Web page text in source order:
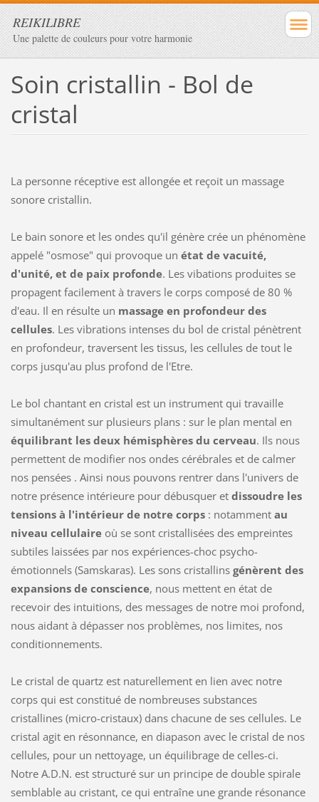
REIKILIBRE
Une palette de couleurs pour votre harmonie
Soin cristallin - Bol de
cristal
La personne réceptive est allongée et reçoit un massage
sonore cristallin.
Le bain sonore et les ondes qu'il génère crée un phénomène
appelé "osmose" qui provoque un état de vacuité,
d'unité, et de paix profonde. Les vibations produites se
propagent facilement à travers le corps composé de 80 %
d'eau. Il en résulte un massage en profondeur des
cellules. Les vibrations intenses du bol de cristal pénètrent
en profondeur, traversent les tissus, les cellules de tout le
corps jusqu'au plus profond de l'Etre.
Le bol chantant en cristal est un instrument qui travaille
simultanément sur plusieurs plans : sur le plan mental en
équilibrant les deux hémisphères du cerveau. Ils nous
permettent de modifier nos ondes cérébrales et de calmer
nos pensées . Ainsi nous pouvons rentrer dans l'univers de
notre présence intérieure pour débusquer et dissoudre les
tensions à l'intérieur de notre corps: notamment au
niveau cellulaireoù se sont cristallisées des empreintes
subtiles laissées par nos expériences-choc psycho-
émotionnels (Samskaras). Les sons cristallins génèrent des
expansions de conscience, nous mettent en état de
recevoir des intuitions, des messages de notre moi profond,
nous aidant à dépasser nos problèmes, nos limites, nos
conditionnements.
Le cristal de quartz est naturellement en lien avec notre
corps qui est constitué de nombreuses substances
cristallines (micro-cristaux) dans chacune de ses cellules. Le
cristal agit en résonnance, en diapason avec le cristal de nos
cellules, pour un nettoyage, un équilibrage de celles-ci.
Notre A.D.N. est structuré sur un principe de double spirale
semblable au cristant, ce qui entraîne une grande résonance